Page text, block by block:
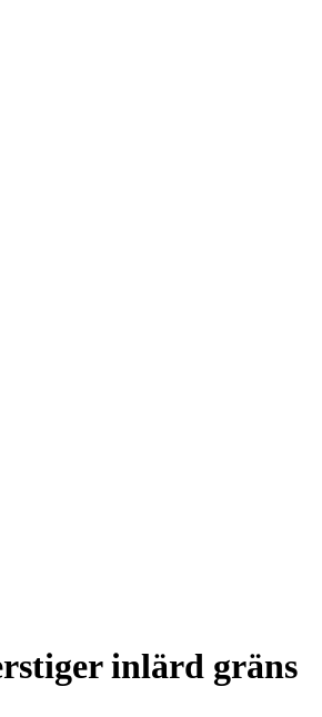
inlärd gräns